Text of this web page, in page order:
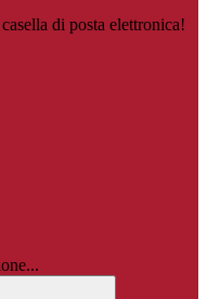
di posta elettronica!